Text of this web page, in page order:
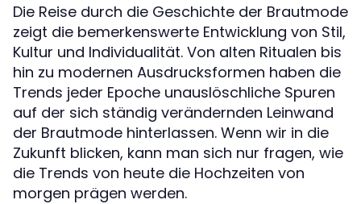
Die Reise durch die Geschichte der Brautmode
zeigt die bemerkenswerte Entwicklung von Stil,
Kultur und Individualität. Von alten Ritualen bis
hin zu modernen Ausdrucksformen haben die
Trends jeder Epoche unauslöschliche Spuren
auf der sich ständig verändernden Leinwand
der Brautmode hinterlassen. Wenn wir in die
Zukunft blicken, kann man sich nur fragen, wie
die Trends von heute die Hochzeiten von
morgen prägen werden.